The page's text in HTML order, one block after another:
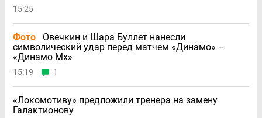
15:25
Фото
Овечкин и Шара Буллет нанесли
символический удар перед матчем «Динамо» –
«Динамо Мх»
15:19 1
«Локомотиву» предложили тренера на замену
Галактионову